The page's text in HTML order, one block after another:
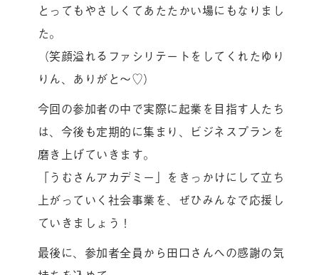
とってもやさしくてあたたかい場にもなりまし
た。
（笑顔溢れるファシリテートをしてくれたゆり
りん、ありがと〜♡）
今回の参加者の中で実際に起業を目指す人たち
は、今後も定期的に集まり、ビジネスプランを
磨き上げていきます。
「うむさんアカデミー」をきっかけにして立ち
上がっていく社会事業を、ぜひみんなで応援し
ていきましょう！
最後に、参加者全員から田口さんへの感謝の気